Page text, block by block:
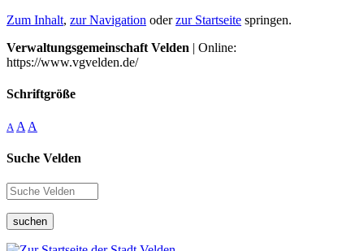
Zum Inhalt, zur Navigation oderzur Startseite springen.
Verwaltungsgemeinschaft Velden | Online:
https://www.vgvelden.de/
Schriftgröße
A A A
Suche Velden
suchen